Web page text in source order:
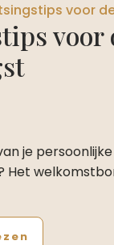
voor
voor
je persoonlijke
Het